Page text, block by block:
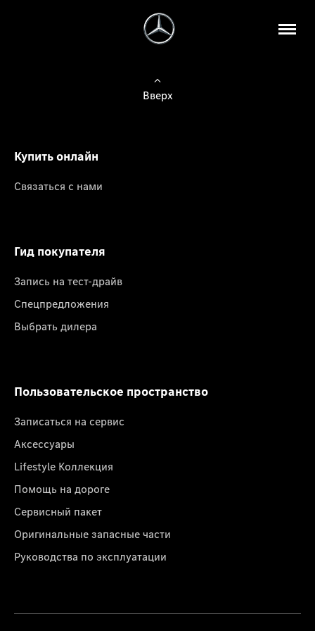
Вверх
Купить онлайн
Связаться с нами
Гид покупателя
Запись на тест-драйв
Спецпредложения
Выбрать дилера
Пользовательское пространство
Записаться на сервис
Аксессуары
Lifestyle Коллекция
Помощь на дороге
Сервисный пакет
Оригинальные запасные части
Руководства по эксплуатации